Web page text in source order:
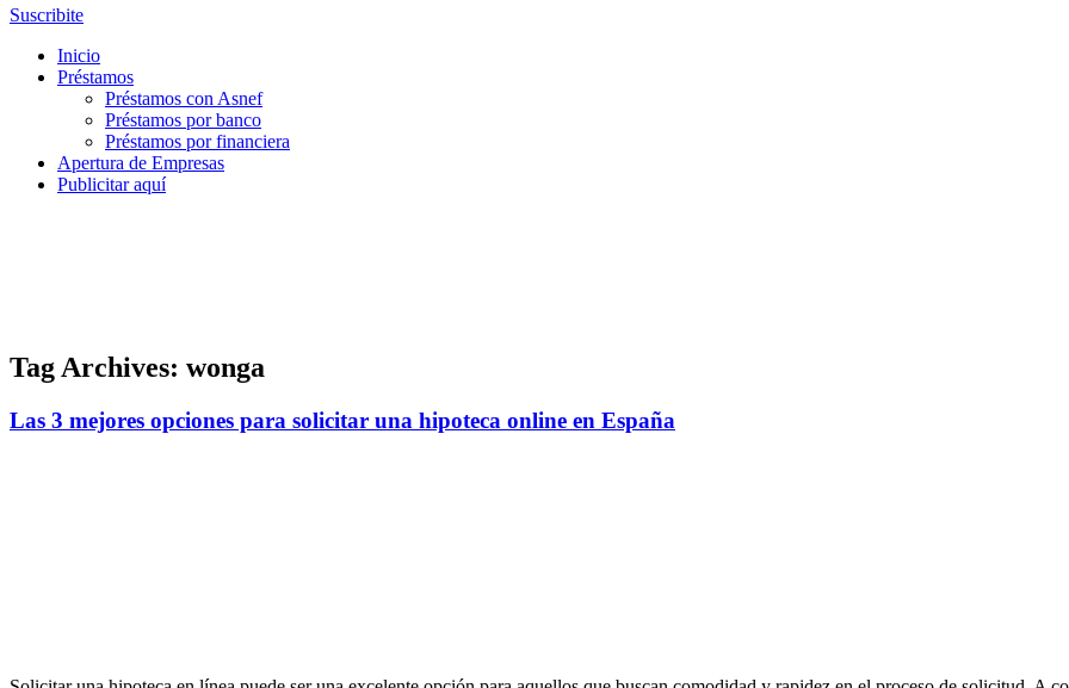
Suscribite
Inicio
Préstamos
Préstamos con Asnef
Préstamos por banco
Préstamos por financiera
Apertura de Empresas
Publicitar aquí
Tag Archives: wonga
Las 3 mejores opciones para solicitar una hipoteca online en España